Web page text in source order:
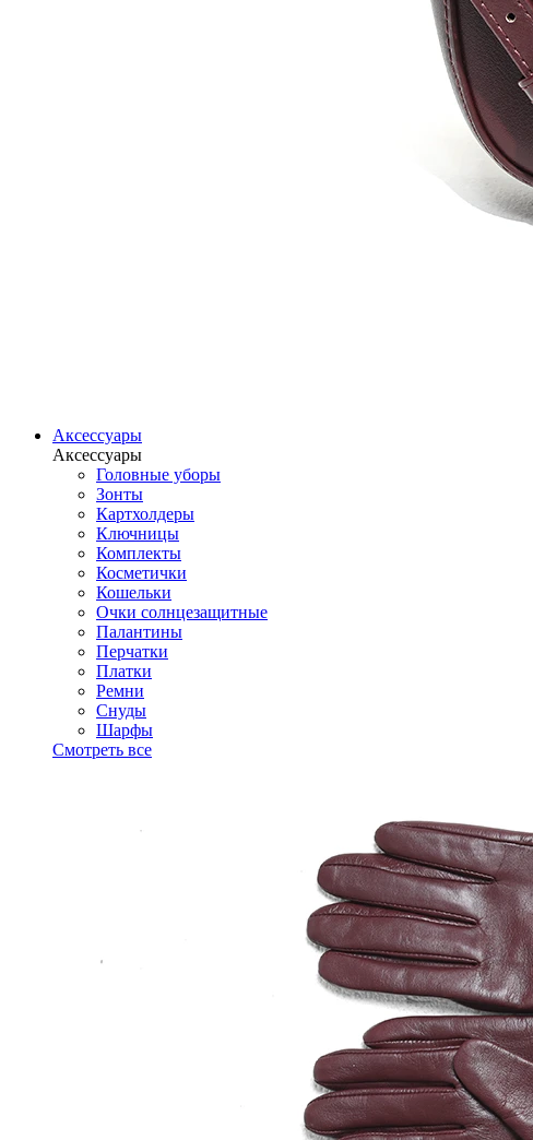
Аксессуары
Аксессуары
Головные уборы
Зонты
Картхолдеры
Ключницы
Комплекты
Косметички
Кошельки
Очки солнцезащитные
Палантины
Перчатки
Платки
Ремни
Снуды
Шарфы
Смотреть все